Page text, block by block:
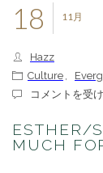
11月
18
Hazz
Culture ,
Esther/Shuich
you
very
much
コメントを受
ESTHER/
MUCH